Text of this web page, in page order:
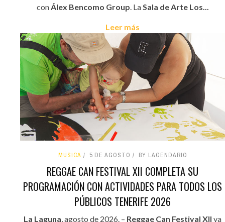
con Álex Bencomo Group . La Sala de Arte Los...
Leer más
MÚSICA 5 DE AGOSTO BY LAGENDARIO
REGGAE CAN FESTIVAL XII COMPLETA SU
PROGRAMACIÓN CON ACTIVIDADES PARA TODOS LOS
PÚBLICOS TENERIFE 2026
La Laguna , agosto de 2026. – Reggae Can Festival XII ya